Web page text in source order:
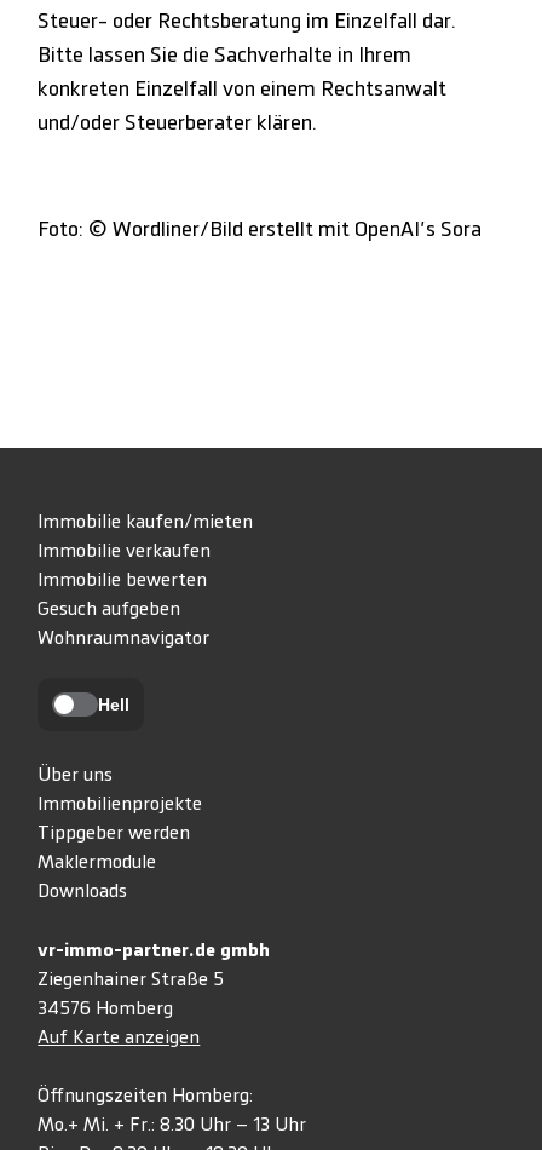
Steuer- oder Rechtsberatung im Einzelfall dar.
Bitte lassen Sie die Sachverhalte in Ihrem
konkreten Einzelfall von einem Rechtsanwalt
und/oder Steuerberater klären.
Foto: © Wordliner/Bild erstellt mit OpenAI’s Sora
Immobilie kaufen/mieten
Immobilie verkaufen
Immobilie bewerten
Gesuch aufgeben
Wohnraumnavigator
Hell
Über uns
Immobilienprojekte
Tippgeber werden
Maklermodule
Downloads
vr-immo-partner.de gmbh
Ziegenhainer Straße 5
34576 Homberg
Auf Karte anzeigen
Öffnungszeiten Homberg:
Mo.+ Mi. + Fr.: 8.30 Uhr – 13 Uhr